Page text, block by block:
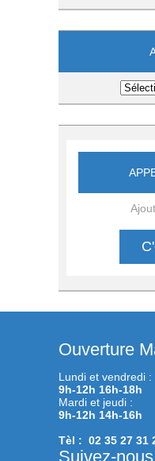
Ouverture
Lundi et vendredi :
9h-12h 16h-18h
Mardi et jeudi :
9h-12h 14h-16h
Tèl : 02 35 27 31
Suivez-nous